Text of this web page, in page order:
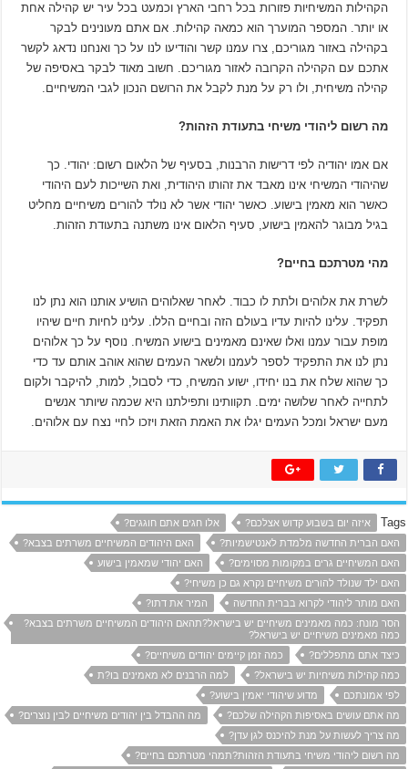
הקהילות המשיחיות פזורות בכל רחבי הארץ וכמעט בכל עיר יש קהילה אחת
או יותר. המספר המוערך הוא כמאה קהילות. אם אתם מעונינים לבקר
בקהילה באזור מגוריכם, צרו עמנו קשר והודיעו לנו על כך ואנחנו נדאג לקשר
אתכם עם הקהילה הקרובה לאזור מגוריכם. חשוב מאוד לבקר באסיפה של
קהילה משיחית, ולו רק על מנת לקבל את הרושם הנכון לגבי המשיחיים.
מה רשום ליהודי משיחי בתעודת הזהות?
אם אמו יהודיה לפי דרישות הרבנות, בסעיף של הלאום רשום: יהודי. כך
שהיהודי המשיחי אינו מאבד את זהותו היהודית, ואת השייכות לעם היהודי
כאשר הוא מאמין בישוע. כאשר יהודי אשר לא נולד להורים משיחיים מחליט
בגיל מבוגר להאמין בישוע, סעיף הלאום אינו משתנה בתעודת הזהות.
מהי מטרתכם בחיים?
לשרת את אלוהים ולתת לו כבוד. לאחר שאלוהים הושיע אותנו הוא נתן לנו
תפקיד. עלינו להיות עדיו בעולם הזה ובחיים הללו. עלינו לחיות חיים שיהיו
מופת עבור עמנו ואלו שאינם מאמינים בישוע המשיח. נוסף על כך אלוהים
נתן לנו את התפקיד לספר לעמנו ולשאר העמים שהוא אוהב אותם עד כדי
כך שהוא שלח את בנו יחידו, ישוע המשיח, כדי לסבול, למות, להיקבר ולקום
לתחייה לאחר שלושה ימים. תקוותינו ותפילתנו היא שכמה שיותר אנשים
מעם ישראל ומכל העמים יגלו את האמת הזאת ויזכו לחיי נצח עם אלוהים.
Tags איזה יום בשבוע קדוש אצלכם?
אלו חגים אתם חוגגים?
האם הברית החדשה מלמדת לאנטישמיות?
האם היהודים המשיחיים משרתים בצבא?
האם המשיחיים גרים במקומות מסוימים?
האם יהודי שמאמין בישוע
האם ילד שנולד להורים משיחיים נקרא גם כן משיחי?
האם מותר ליהודי לקרוא בברית החדשה
המיר את דתו?
הסר מונח: כמה מאמינים משיחיים יש בישראל?תהאם היהודים המשיחיים משרתים בצבא?
כמה מאמינים משיחיים יש בישראל?
כיצד אתם מתפללים?
כמה זמן קיימים יהודים משיחיים?
כמה קהילות משיחיות יש בישראל?
למה הרבנים לא מאמינים בו?ת
לפי אמונתכם
מדוע שיהודי יאמין בישוע?
מה אתם עושים באסיפות הקהילה שלכם?
מה ההבדל בין יהודים משיחיים לבין נוצרים?
מה צריך לעשות על מנת להיכנס לגן עדן?
מה רשום ליהודי משיחי בתעודת הזהות?תמהי מטרתכם בחיים?